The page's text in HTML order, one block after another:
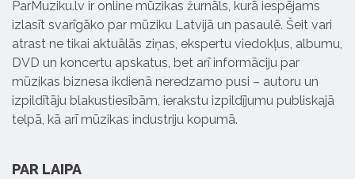
ParMuziku.lv ir online mūzikas žurnāls, kurā iespējams
izlasīt svarīgāko par mūziku Latvijā un pasaulē. Šeit vari
atrast ne tikai aktuālās ziņas, ekspertu viedokļus, albumu,
DVD un koncertu apskatus, bet arī informāciju par
mūzikas biznesa ikdienā neredzamo pusi – autoru un
izpildītāju blakustiesībām, ierakstu izpildījumu publiskajā
telpā, kā arī mūzikas industriju kopumā.
PAR LAIPA